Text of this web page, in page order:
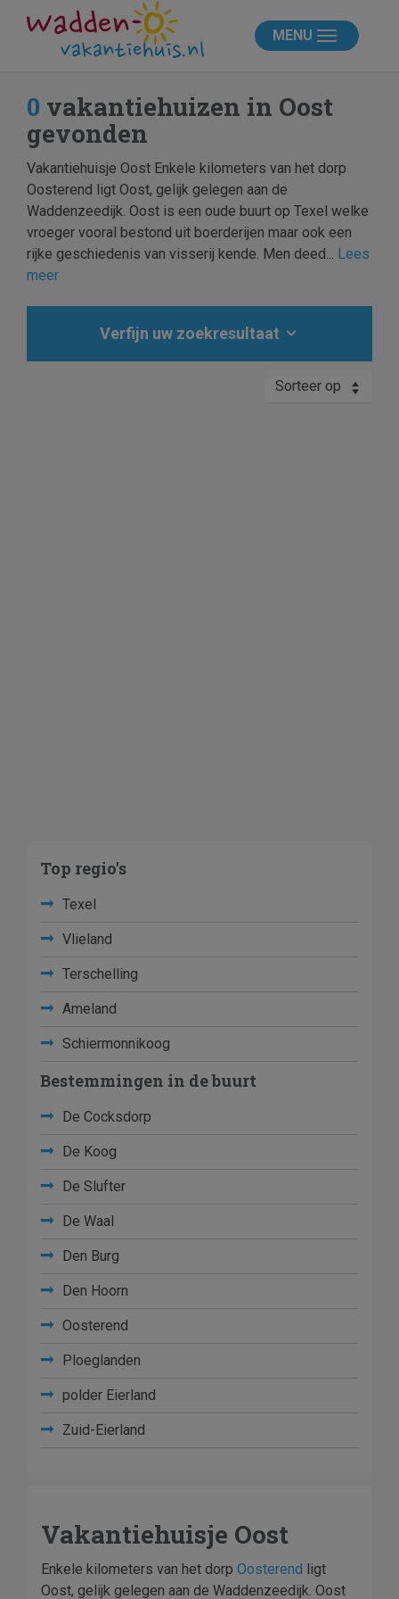
MENU
0 vakantiehuizen in Oost
gevonden
Vakantiehuisje Oost Enkele kilometers van het dorp
Oosterend ligt Oost, gelijk gelegen aan de
Waddenzeedijk. Oost is een oude buurt op Texel welke
vroeger vooral bestond uit boerderijen maar ook een
rijke geschiedenis van visserij kende. Men deed... Lees
meer
Verfijn uw zoekresultaat
Sorteer op
Top regio's
Texel
Vlieland
Terschelling
Ameland
Schiermonnikoog
Bestemmingen in de buurt
De Cocksdorp
De Koog
De Slufter
De Waal
Den Burg
Den Hoorn
Oosterend
Ploeglanden
polder Eierland
Zuid-Eierland
Vakantiehuisje Oost
Enkele kilometers van het dorp Oosterend ligt
Oost, gelijk gelegen aan de Waddenzeedijk. Oost